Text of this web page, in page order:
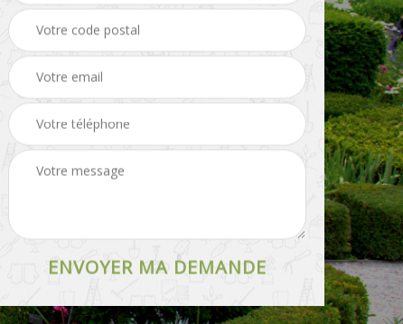
Tonte et réfection de
pelouse Pose de clôture